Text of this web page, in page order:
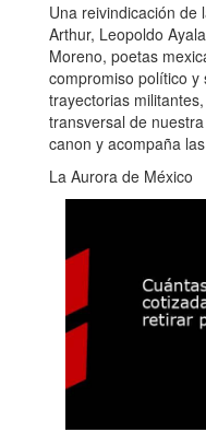
Una reivindicación de
Arthur, Leopoldo
Moreno, poetas
compromiso político y
trayectorias
transversal de
canon y acompaña
La Aurora de México